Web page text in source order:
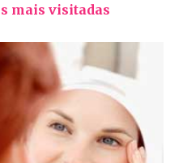
mais visitadas